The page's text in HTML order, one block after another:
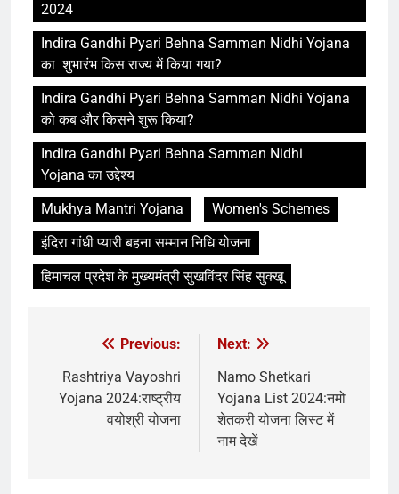
2024
Indira Gandhi Pyari Behna Samman Nidhi Yojana
का शुभारंभ किस राज्य में किया गया?
Indira Gandhi Pyari Behna Samman Nidhi Yojana
को कब और किसने शुरू किया?
Indira Gandhi Pyari Behna Samman Nidhi
Yojana का उद्देश्य
Mukhya Mantri Yojana
Women's Schemes
इंदिरा गांधी प्यारी बहना सम्मान निधि योजना
हिमाचल प्रदेश के मुख्यमंत्री सुखविंदर सिंह सुक्खू
Previous:
Rashtriya Vayoshri
Yojana 2024:राष्ट्रीय
वयोश्री योजना
Next:
Namo Shetkari
Yojana List 2024:नमो
शेतकरी योजना लिस्ट में
नाम देखें